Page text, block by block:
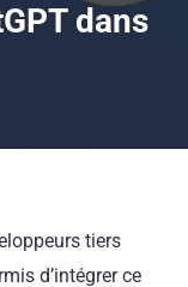
dans
tiers
d’intégrer ce